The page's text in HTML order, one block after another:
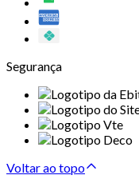
Segurança
Voltar ao topo